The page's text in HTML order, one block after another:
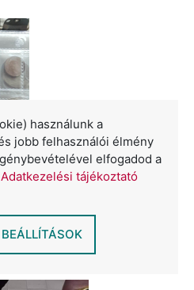
használunk a
jobb felhasználói élmény
elfogadod a
Adatkezelési tájékoztató
BEÁLLÍTÁSOK